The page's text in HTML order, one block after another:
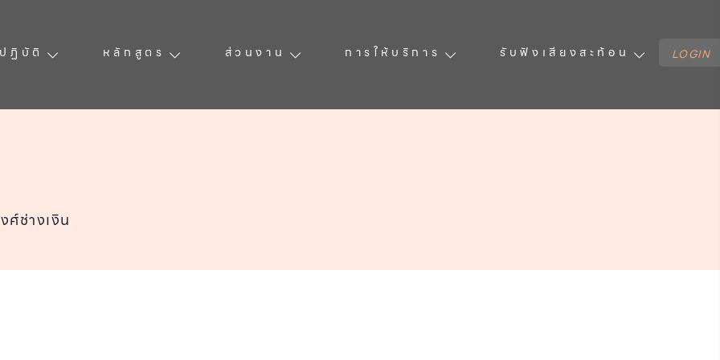
ฏิบัติ หลักสูตร ส่วนงาน การให้บริการ รับฟังเสียงสะท้อน LOGIN
ช่างเงิน